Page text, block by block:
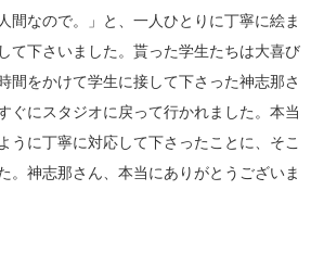
間なので。」と、一人ひとりに丁寧に絵ま
て下さいました。貰った学生たちは大喜び
間をかけて学生に接して下さった神志那さ
ぐにスタジオに戻って行かれました。本当
うに丁寧に対応して下さったことに、そこ
。神志那さん、本当にありがとうございま